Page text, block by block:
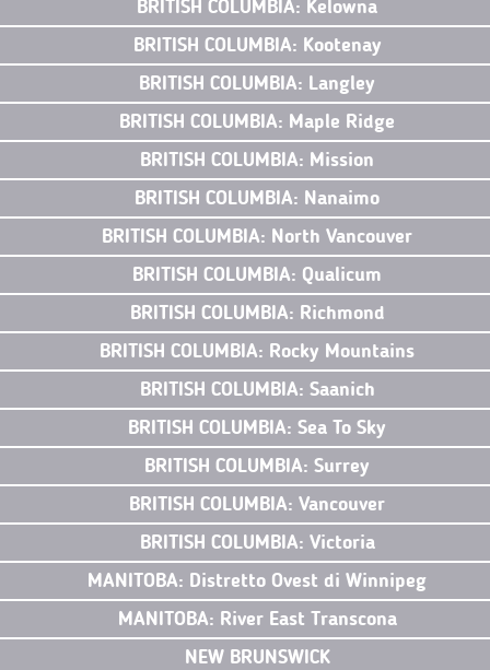
BRITISH COLUMBIA: Kelowna
BRITISH COLUMBIA: Kootenay
BRITISH COLUMBIA: Langley
BRITISH COLUMBIA: Maple Ridge
BRITISH COLUMBIA: Mission
BRITISH COLUMBIA: Nanaimo
BRITISH COLUMBIA: North Vancouver
BRITISH COLUMBIA: Qualicum
BRITISH COLUMBIA: Richmond
BRITISH COLUMBIA: Rocky Mountains
BRITISH COLUMBIA: Saanich
BRITISH COLUMBIA: Sea To Sky
BRITISH COLUMBIA: Surrey
BRITISH COLUMBIA: Vancouver
BRITISH COLUMBIA: Victoria
MANITOBA: Distretto Ovest di Winnipeg
MANITOBA: River East Transcona
NEW BRUNSWICK